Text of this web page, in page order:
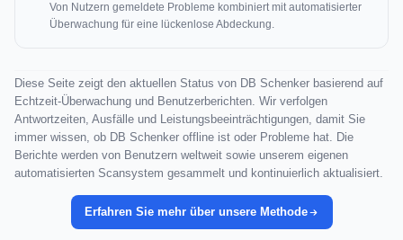
Von Nutzern gemeldete Probleme kombiniert mit automatisierter
Überwachung für eine lückenlose Abdeckung.
Diese Seite zeigt den aktuellen Status von DB Schenker basierend auf
Echtzeit-Überwachung und Benutzerberichten. Wir verfolgen
Antwortzeiten, Ausfälle und Leistungsbeeinträchtigungen, damit Sie
immer wissen, ob DB Schenker offline ist oder Probleme hat. Die
Berichte werden von Benutzern weltweit sowie unserem eigenen
automatisierten Scansystem gesammelt und kontinuierlich aktualisiert.
Erfahren Sie mehr über unsere Methode